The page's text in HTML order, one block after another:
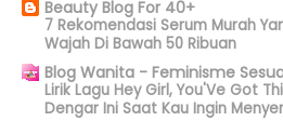
Beauty Blog For 40+
7 Rekomendasi Serum Murah
Wajah Di Bawah 50 Ribuan
Blog Wanita - Feminisme
Lirik Lagu Hey Girl, You'Ve Got
Dengar Ini Saat Kau Ingin